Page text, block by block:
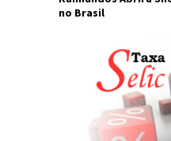
no Brasil